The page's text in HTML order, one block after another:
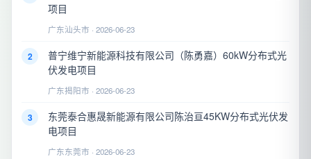
项目
广东汕头市 · 2026-06-23
2
普宁维宁新能源科技有限公司（陈勇嘉）60kW分布式光
伏发电项目
广东揭阳市 · 2026-06-23
3
东莞泰合惠晟新能源有限公司陈治亘45KW分布式光伏发
电项目
广东东莞市 · 2026-06-23